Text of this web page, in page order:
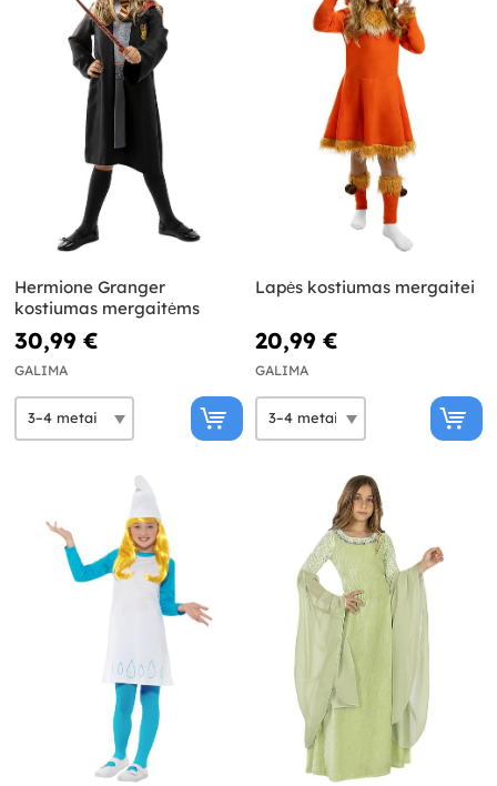
Hermione Granger
kostiumas mergaitėms
30,99 €
GALIMA
Lapės kostiumas mergaitei
20,99 €
GALIMA